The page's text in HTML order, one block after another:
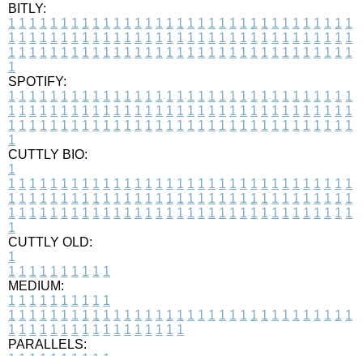
BITLY:
1 1 1 1 1 1 1 1 1 1 1 1 1 1 1 1 1 1 1 1 1 1 1 1 1 1 1 1 1 1 1 1 1
1 1 1 1 1 1 1 1 1 1 1 1 1 1 1 1 1 1 1 1 1 1 1 1 1 1 1 1 1 1 1 1 1
1 1 1 1 1 1 1 1 1 1 1 1 1 1 1 1 1 1 1 1 1 1 1 1 1 1 1 1 1 1 1 1 1
1
SPOTIFY:
1 1 1 1 1 1 1 1 1 1 1 1 1 1 1 1 1 1 1 1 1 1 1 1 1 1 1 1 1 1 1 1 1
1 1 1 1 1 1 1 1 1 1 1 1 1 1 1 1 1 1 1 1 1 1 1 1 1 1 1 1 1 1 1 1 1
1 1 1 1 1 1 1 1 1 1 1 1 1 1 1 1 1 1 1 1 1 1 1 1 1 1 1 1 1 1 1 1 1
1
CUTTLY BIO:
1
1 1 1 1 1 1 1 1 1 1 1 1 1 1 1 1 1 1 1 1 1 1 1 1 1 1 1 1 1 1 1 1 1
1 1 1 1 1 1 1 1 1 1 1 1 1 1 1 1 1 1 1 1 1 1 1 1 1 1 1 1 1 1 1 1 1
1 1 1 1 1 1 1 1 1 1 1 1 1 1 1 1 1 1 1 1 1 1 1 1 1 1 1 1 1 1 1 1 1
1
CUTTLY OLD:
1
1 1 1 1 1 1 1 1 1 1
MEDIUM:
1 1 1 1 1 1 1 1 1 1
1 1 1 1 1 1 1 1 1 1 1 1 1 1 1 1 1 1 1 1 1 1 1 1 1 1 1 1 1 1 1 1 1
1 1 1 1 1 1 1 1 1 1 1 1 1 1 1 1 1
PARALLELS: